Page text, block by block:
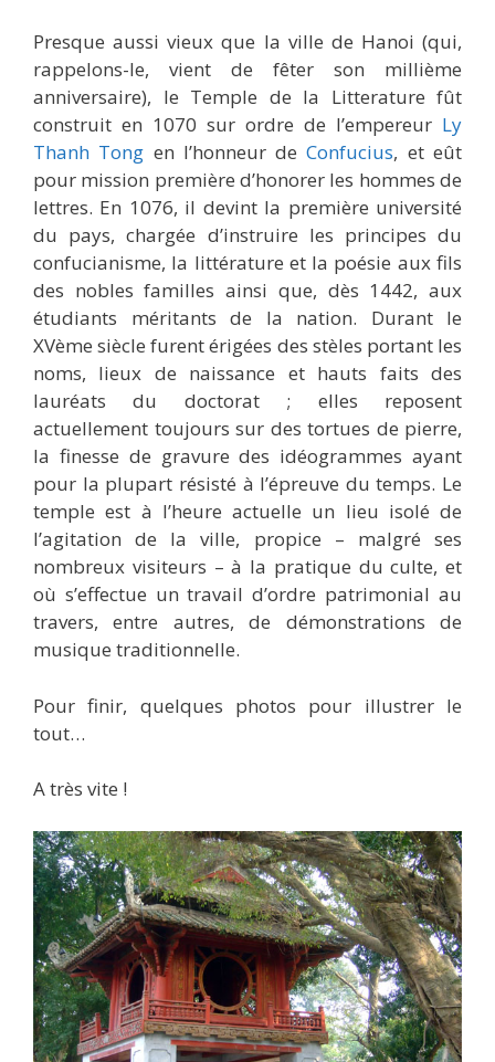
Presque aussi vieux que la ville de Hanoi (qui,
rappelons-le, vient de fêter son millième
anniversaire), le Temple de la Litterature fût
construit en 1070 sur ordre de l’empereur Ly
Thanh Tong en l’honneur deConfucius, et eût
pour mission première d’honorer les hommes de
lettres. En 1076, il devint la première université
du pays, chargée d’instruire les principes du
confucianisme, la littérature et la poésie aux fils
des nobles familles ainsi que, dès 1442, aux
étudiants méritants de la nation. Durant le
XVème siècle furent érigées des stèles portant les
noms, lieux de naissance et hauts faits des
lauréats du doctorat ; elles reposent
actuellement toujours sur des tortues de pierre,
la finesse de gravure des idéogrammes ayant
pour la plupart résisté à l’épreuve du temps. Le
temple est à l’heure actuelle un lieu isolé de
l’agitation de la ville, propice – malgré ses
nombreux visiteurs – à la pratique du culte, et
où s’effectue un travail d’ordre patrimonial au
travers, entre autres, de démonstrations de
musique traditionnelle.
Pour finir, quelques photos pour illustrer le
tout…
A très vite !